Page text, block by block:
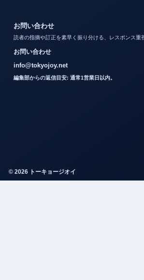
お問い合わせ
読者の指摘や訂正を素早く振り分ける、レスポンス重
お問い合わせ
info@tokyojoy.net
編集部からの返信目安: 通常1営業日以内。
© 2026 トーキョージオイ